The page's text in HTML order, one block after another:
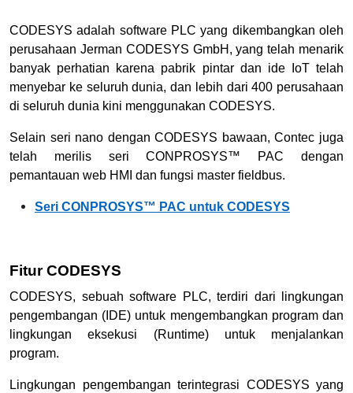
CODESYS adalah software PLC yang dikembangkan oleh
perusahaan Jerman CODESYS GmbH, yang telah menarik
banyak perhatian karena pabrik pintar dan ide IoT telah
menyebar ke seluruh dunia, dan lebih dari 400 perusahaan
di seluruh dunia kini menggunakan CODESYS.
Selain seri nano dengan CODESYS bawaan, Contec juga
telah merilis seri CONPROSYS™ PAC dengan
pemantauan web HMI dan fungsi master fieldbus.
Seri CONPROSYS™ PAC untuk CODESYS
Fitur CODESYS
CODESYS, sebuah software PLC, terdiri dari lingkungan
pengembangan (IDE) untuk mengembangkan program dan
lingkungan eksekusi (Runtime) untuk menjalankan
program.
Lingkungan pengembangan terintegrasi CODESYS yang